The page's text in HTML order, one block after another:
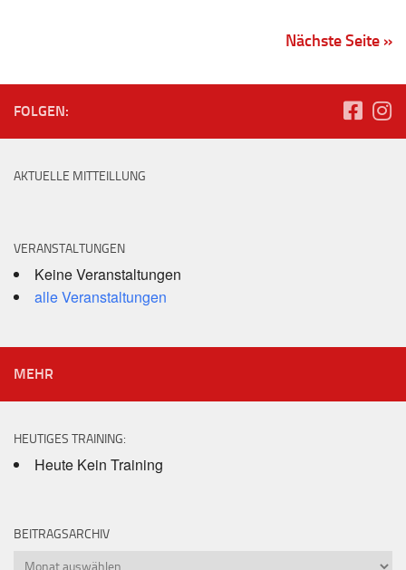
Nächste Seite »
FOLGEN:
AKTUELLE MITTEILLUNG
VERANSTALTUNGEN
Keine Veranstaltungen
alle Veranstaltungen
MEHR
HEUTIGES TRAINING:
Heute Kein Training
BEITRAGSARCHIV
Beitragsarchiv